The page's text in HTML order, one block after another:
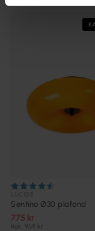
Sentino Ø30 plafond
775 kr
Rek. 969 kr